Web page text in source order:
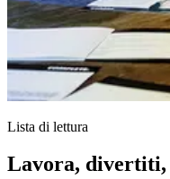
Lista di lettura
Lavora,